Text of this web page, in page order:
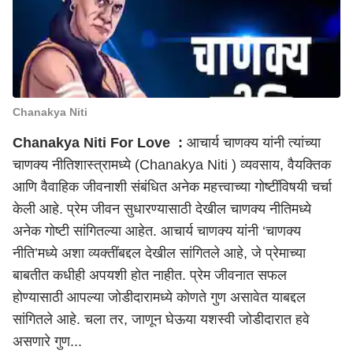
Chanakya Niti
Chanakya Niti For Love : आचार्य चाणक्य यांनी त्यांच्या
चाणक्य नीतिशास्त्रामध्ये (Chanakya Niti ) व्यवसाय, वैयक्तिक
आणि वैवाहिक जीवनाशी संबंधित अनेक महत्त्वाच्या गोष्टींविषयी चर्चा
केली आहे. प्रेम जीवन सुधारण्यासाठी देखील चाणक्य नीतिमध्ये
अनेक गोष्टी सांगितल्या आहेत. आचार्य चाणक्य यांनी ‘चाणक्य
नीति’मध्ये अशा व्यक्तींबद्दल देखील सांगितले आहे, जे प्रेमाच्या
बाबतीत कधीही अपयशी होत नाहीत. प्रेम जीवनात सफल
होण्यासाठी आपल्या जोडीदारामध्ये कोणते गुण असावेत याबद्दल
सांगितले आहे. चला तर, जाणून घेऊया यशस्वी जोडीदारात हवे
असणारे गुण...